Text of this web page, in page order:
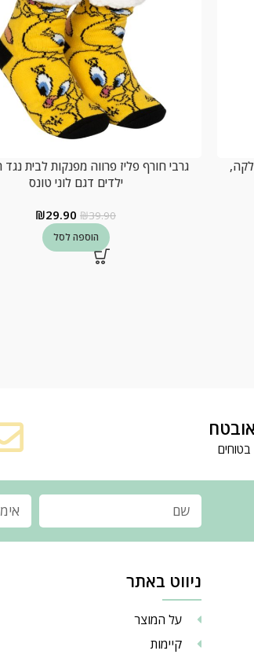
גרבי חורף פליז פרווה מפנקות לבית
ילדים דגם לוני טונס
₪39.90
₪29.90
הוספה לסל
ניווט באתר
על המוצר
קיימות